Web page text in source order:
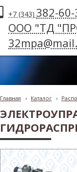
+7 (343) 382-60-
ООО "ТД
Главная › Каталог ›